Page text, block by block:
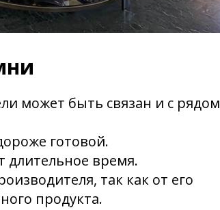
может быть связан и с рядом
готовой.
длительное время.
так как от его
продукта.